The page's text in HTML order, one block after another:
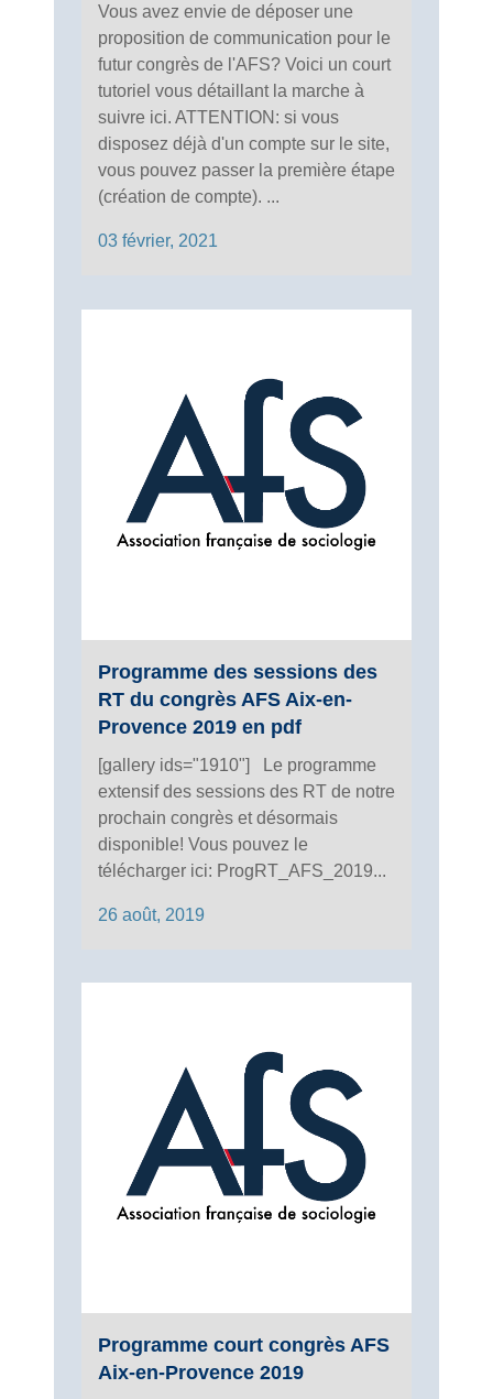
Vous avez envie de déposer une
proposition de communication pour le
futur congrès de l'AFS? Voici un court
tutoriel vous détaillant la marche à
suivre ici. ATTENTION: si vous
disposez déjà d'un compte sur le site,
vous pouvez passer la première étape
(création de compte). ...
03 février, 2021
Programme des sessions des
RT du congrès AFS Aix-en-
Provence 2019 en pdf
[gallery ids="1910"] Le programme
extensif des sessions des RT de notre
prochain congrès et désormais
disponible! Vous pouvez le
télécharger ici: ProgRT_AFS_2019...
26 août, 2019
Programme court congrès AFS
Aix-en-Provence 2019